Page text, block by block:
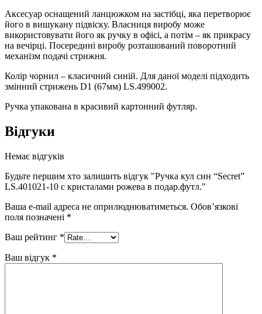
Аксесуар оснащений ланцюжком на застібці, яка перетворює
його в вишукану підвіску. Власниця виробу може
використовувати його як ручку в офісі, а потім – як прикрасу
на вечірці. Посередині виробу розташований поворотний
механізм подачі стрижня.
Колір чорнил – класичний синій. Для даної моделі підходить
змінний стрижень D1 (67мм) LS.499002.
Ручка упакована в красивий картонний футляр.
Відгуки
Немає відгуків
Будьте першим хто залишить відгук "Ручка кул син “Secret”
LS.401021-10 с кристалами рожева в подар.футл."
Ваша e-mail адреса не оприлюднюватиметься. Обов’язкові
поля позначені *
Ваш рейтинг *
Ваш відгук *